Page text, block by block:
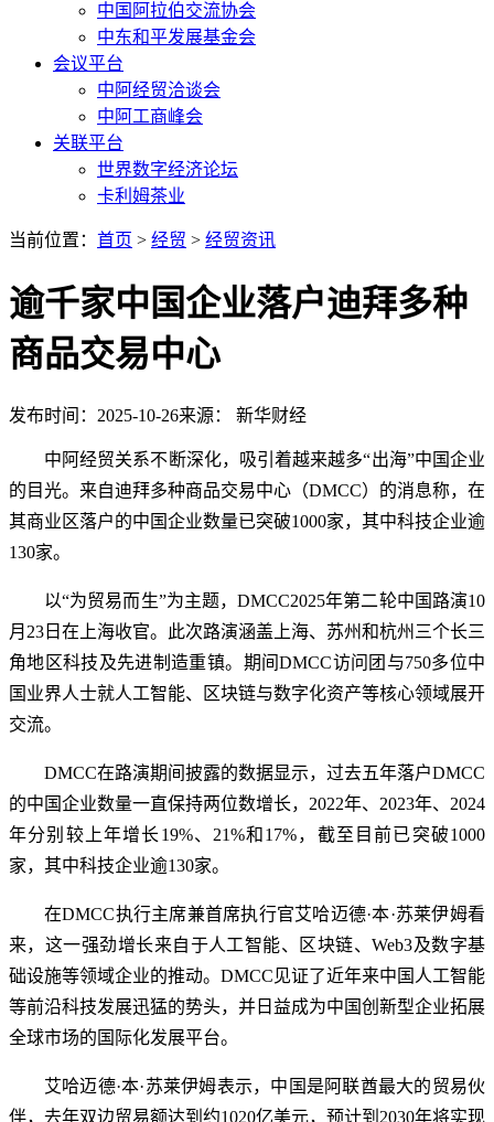
中国阿拉伯交流协会
中东和平发展基金会
会议平台
中阿经贸洽谈会
中阿工商峰会
关联平台
世界数字经济论坛
卡利姆茶业
当前位置： 首页 > 经贸 > 经贸资讯
逾千家中国企业落户迪拜多种
商品交易中心
发布时间：2025-10-26来源： 新华财经
中阿经贸关系不断深化，吸引着越来越多“出海”中国企业
的目光。来自迪拜多种商品交易中心（DMCC）的消息称，在
其商业区落户的中国企业数量已突破1000家，其中科技企业逾
130家。
以“为贸易而生”为主题，DMCC2025年第二轮中国路演10
月23日在上海收官。此次路演涵盖上海、苏州和杭州三个长三
角地区科技及先进制造重镇。期间DMCC访问团与750多位中
国业界人士就人工智能、区块链与数字化资产等核心领域展开
交流。
DMCC在路演期间披露的数据显示，过去五年落户DMCC
的中国企业数量一直保持两位数增长，2022年、2023年、2024
年分别较上年增长19%、21%和17%，截至目前已突破1000
家，其中科技企业逾130家。
在DMCC执行主席兼首席执行官艾哈迈德·本·苏莱伊姆看
来，这一强劲增长来自于人工智能、区块链、Web3及数字基
础设施等领域企业的推动。DMCC见证了近年来中国人工智能
等前沿科技发展迅猛的势头，并日益成为中国创新型企业拓展
全球市场的国际化发展平台。
艾哈迈德·本·苏莱伊姆表示，中国是阿联酋最大的贸易伙
伴，去年双边贸易额达到约1020亿美元，预计到2030年将实现